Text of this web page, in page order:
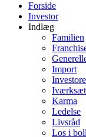
Forside
Investor
Indlæg
Familien
Import
Karma
Ledelse
Livsråd
Los i